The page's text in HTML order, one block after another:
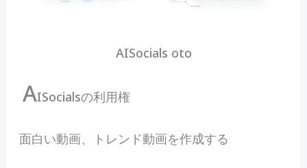
AISocials oto
AISocialsの利用権
面白い動画、トレンド動画を作成する